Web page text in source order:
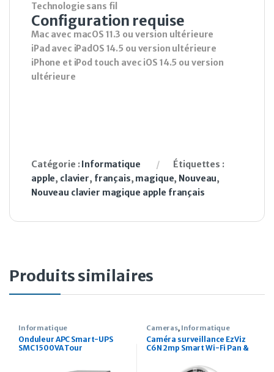
Technologie sans fil
Configuration requise
Mac avec macOS 11.3 ou version ultérieure
iPad avec iPadOS 14.5 ou version ultérieure
iPhone et iPod touch avec iOS 14.5 ou version
ultérieure
Catégorie :Informatique
Étiquettes :
apple, clavier, français, magique, Nouveau,
Nouveau clavier magique apple français
Produits similaires
Informatique
Onduleur APC Smart-UPS
SMC 1500VA Tour
Cameras, Informatique
Caméra surveillance EzViz
C6N 2mp Smart Wi-Fi Pan &